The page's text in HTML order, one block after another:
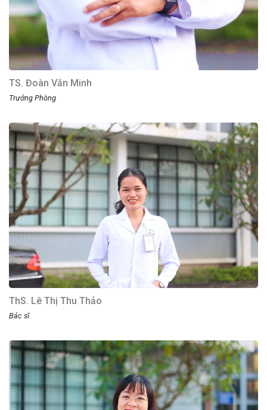
TS. Đoàn Văn Minh
Trưởng Phòng
ThS. Lê Thị Thu Thảo
Bác sĩ